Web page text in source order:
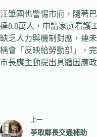
江肇國也警惕市府，隨著
達8.8萬人，申請家庭看護
缺乏人力與機制對應，連
稱會「反映給勞動部」，
市長應主動提出具體因應
上一
爭取鄰長交通補助